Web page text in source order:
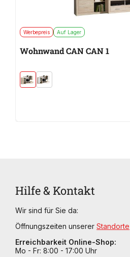
Werbepreis Auf Lager
Wohnwand CAN CAN 1
Hilfe & Kontakt
Wir sind für Sie da:
Öffnungszeiten unserer Standorte
Erreichbarkeit Online-Shop:
Mo - Fr: 8:00 - 17:00 Uhr